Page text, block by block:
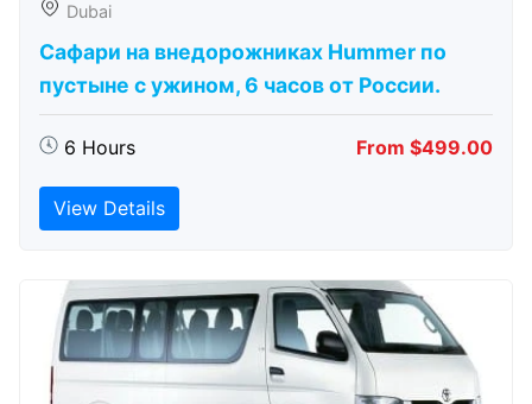
Dubai
Сафари на внедорожниках Hummer по
пустыне с ужином, 6 часов от России.
6 Hours From $499.00
View Details